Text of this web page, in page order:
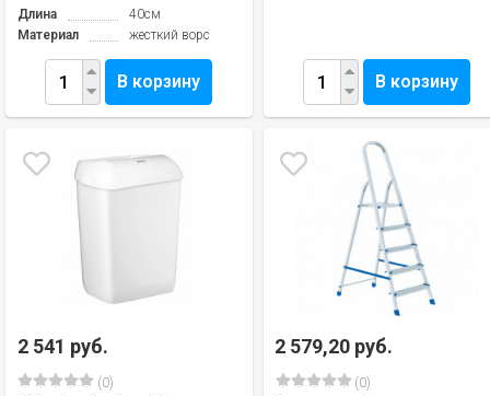
Длина
40см
Материал
жесткий ворс
В корзину В корзину
2 541 руб.
(0)
2 579,20 руб.
(0)